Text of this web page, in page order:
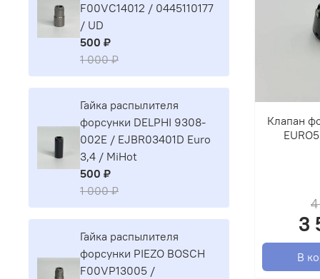
Клапан
3
В
F00VC14012 / 0445110177
/ UD
500 ₽
1 000 ₽
Гайка распылителя
форсунки DELPHI 9308-
002E / EJBR03401D Euro
3,4 / MiHot
500 ₽
1 000 ₽
Гайка распылителя
форсунки PIEZO BOSCH
F00VP13005 /